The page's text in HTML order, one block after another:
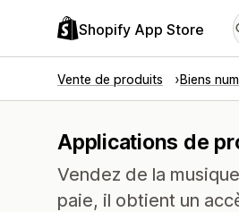
Shopify App Store
Vente de produits Biens
Applications de
Vendez de la
paie, il obtient un